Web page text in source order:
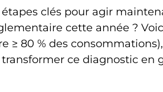
clés pour agir
cette année ?
≥ 80 % des
ce diagnostic en